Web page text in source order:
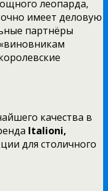
леопарда,
имеет деловую
партнёры
качества в
Italioni,
для столичного